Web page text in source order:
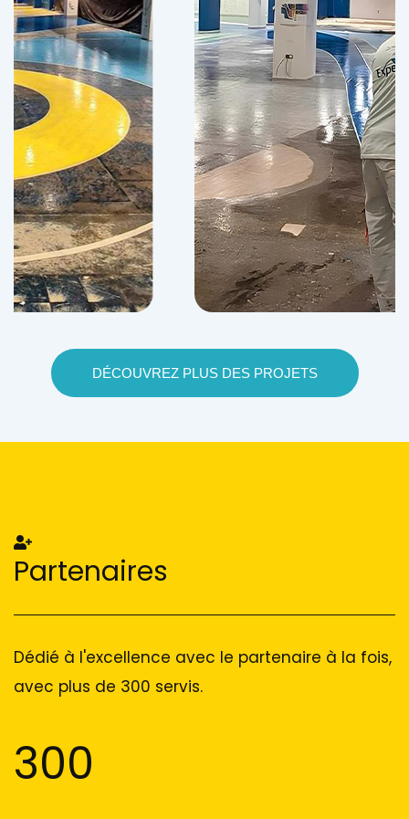
DÉCOUVREZ PLUS DES PROJETS
Partenaires
Dédié à l'excellence avec le partenaire à la fois,
avec plus de 300 servis.
300